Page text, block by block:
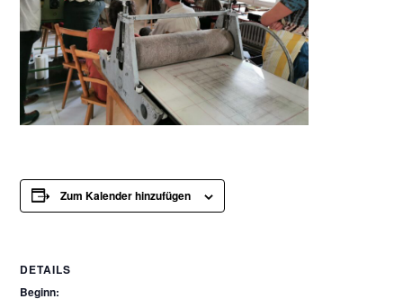
Zum Kalender hinzufügen
DETAILS
Beginn: